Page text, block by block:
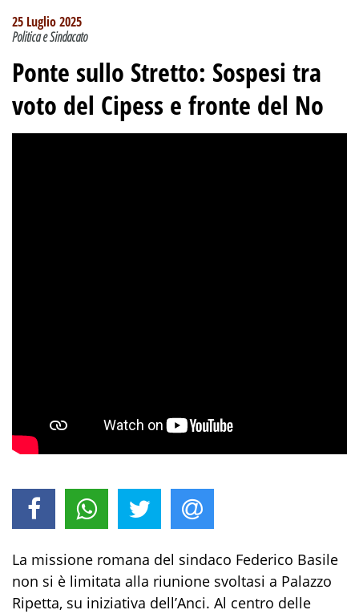
25 Luglio 2025
Politica e Sindacato
Ponte sullo Stretto: Sospesi tra
voto del Cipess e fronte del No
La missione romana del sindaco Federico Basile
non si è limitata alla riunione svoltasi a Palazzo
Ripetta, su iniziativa dell’Anci. Al centro delle